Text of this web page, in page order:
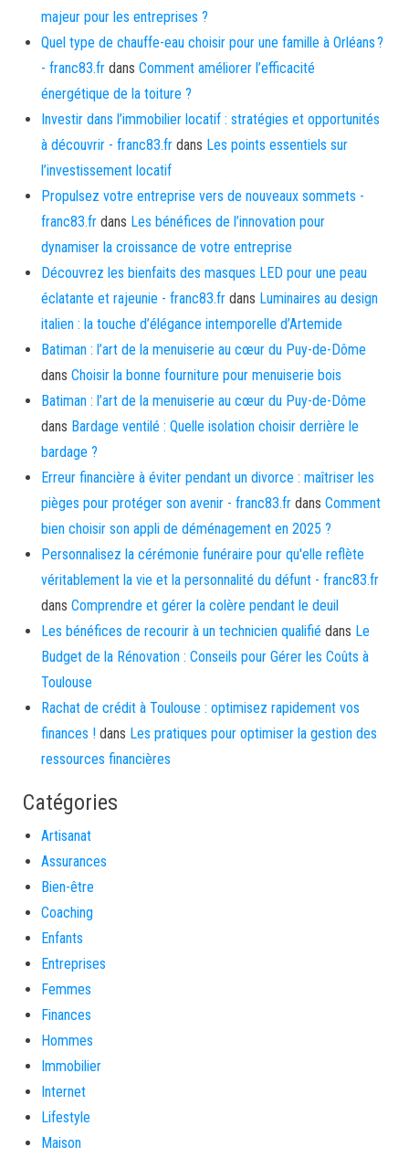
majeur pour les entreprises ?
Quel type de chauffe-eau choisir pour une famille à Orléans ?
- franc83.fr dans Comment améliorer l’efficacité
énergétique de la toiture ?
Investir dans l’immobilier locatif : stratégies et opportunités
à découvrir - franc83.fr dans Les points essentiels sur
l’investissement locatif
Propulsez votre entreprise vers de nouveaux sommets -
franc83.fr dans Les bénéfices de l’innovation pour
dynamiser la croissance de votre entreprise
Découvrez les bienfaits des masques LED pour une peau
éclatante et rajeunie - franc83.fr dans Luminaires au design
italien : la touche d’élégance intemporelle d’Artemide
Batiman : l’art de la menuiserie au cœur du Puy-de-Dôme
dans Choisir la bonne fourniture pour menuiserie bois
Batiman : l’art de la menuiserie au cœur du Puy-de-Dôme
dans Bardage ventilé : Quelle isolation choisir derrière le
bardage ?
Erreur financière à éviter pendant un divorce : maîtriser les
pièges pour protéger son avenir - franc83.fr dans Comment
bien choisir son appli de déménagement en 2025 ?
Personnalisez la cérémonie funéraire pour qu'elle reflète
véritablement la vie et la personnalité du défunt - franc83.fr
dans Comprendre et gérer la colère pendant le deuil
Les bénéfices de recourir à un technicien qualifié dans Le
Budget de la Rénovation : Conseils pour Gérer les Coûts à
Toulouse
Rachat de crédit à Toulouse : optimisez rapidement vos
finances ! dans Les pratiques pour optimiser la gestion des
ressources financières
Catégories
Artisanat
Assurances
Bien-être
Coaching
Enfants
Entreprises
Femmes
Finances
Hommes
Immobilier
Internet
Lifestyle
Maison